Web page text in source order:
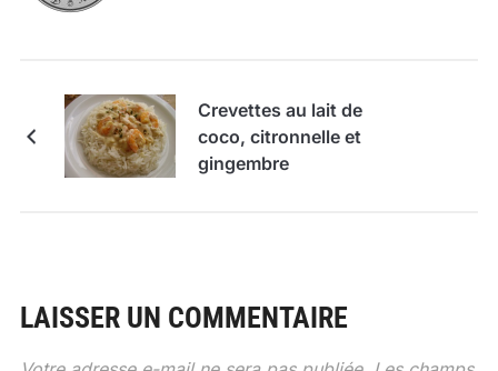
Crevettes au lait de
coco, citronnelle et
gingembre
LAISSER UN COMMENTAIRE